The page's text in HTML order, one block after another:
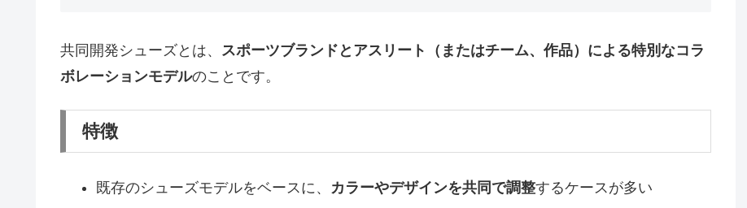
共同開発シューズとは、 スポーツブランドとアスリート（またはチーム、作品）による特別なコラ
ボレーションモデルのことです。
特徴
既存のシューズモデルをベースに、 カラーやデザインを共同で調整するケースが多い